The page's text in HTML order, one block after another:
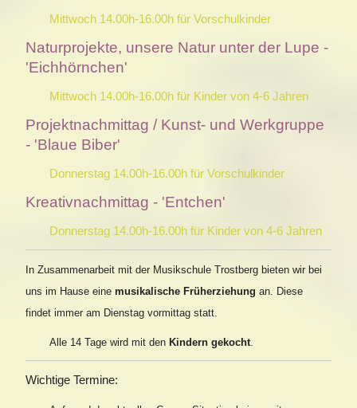
Mittwoch 14.00h-16.00h für Vorschulkinder
Naturprojekte, unsere Natur unter der Lupe -
'Eichhörnchen'
Mittwoch 14.00h-16.00h für Kinder von 4-6 Jahren
Projektnachmittag / Kunst- und Werkgruppe
- 'Blaue Biber'
Donnerstag 14.00h-16.00h für Vorschulkinder
Kreativnachmittag - 'Entchen'
Donnerstag 14.00h-16.00h für Kinder von 4-6 Jahren
In Zusammenarbeit mit der Musikschule Trostberg bieten wir bei
uns im Hause einemusikalische Früherziehung an. Diese
findet immer am Dienstag vormittag statt.
Alle 14 Tage wird mit den Kindern gekocht.
Wichtige Termine: